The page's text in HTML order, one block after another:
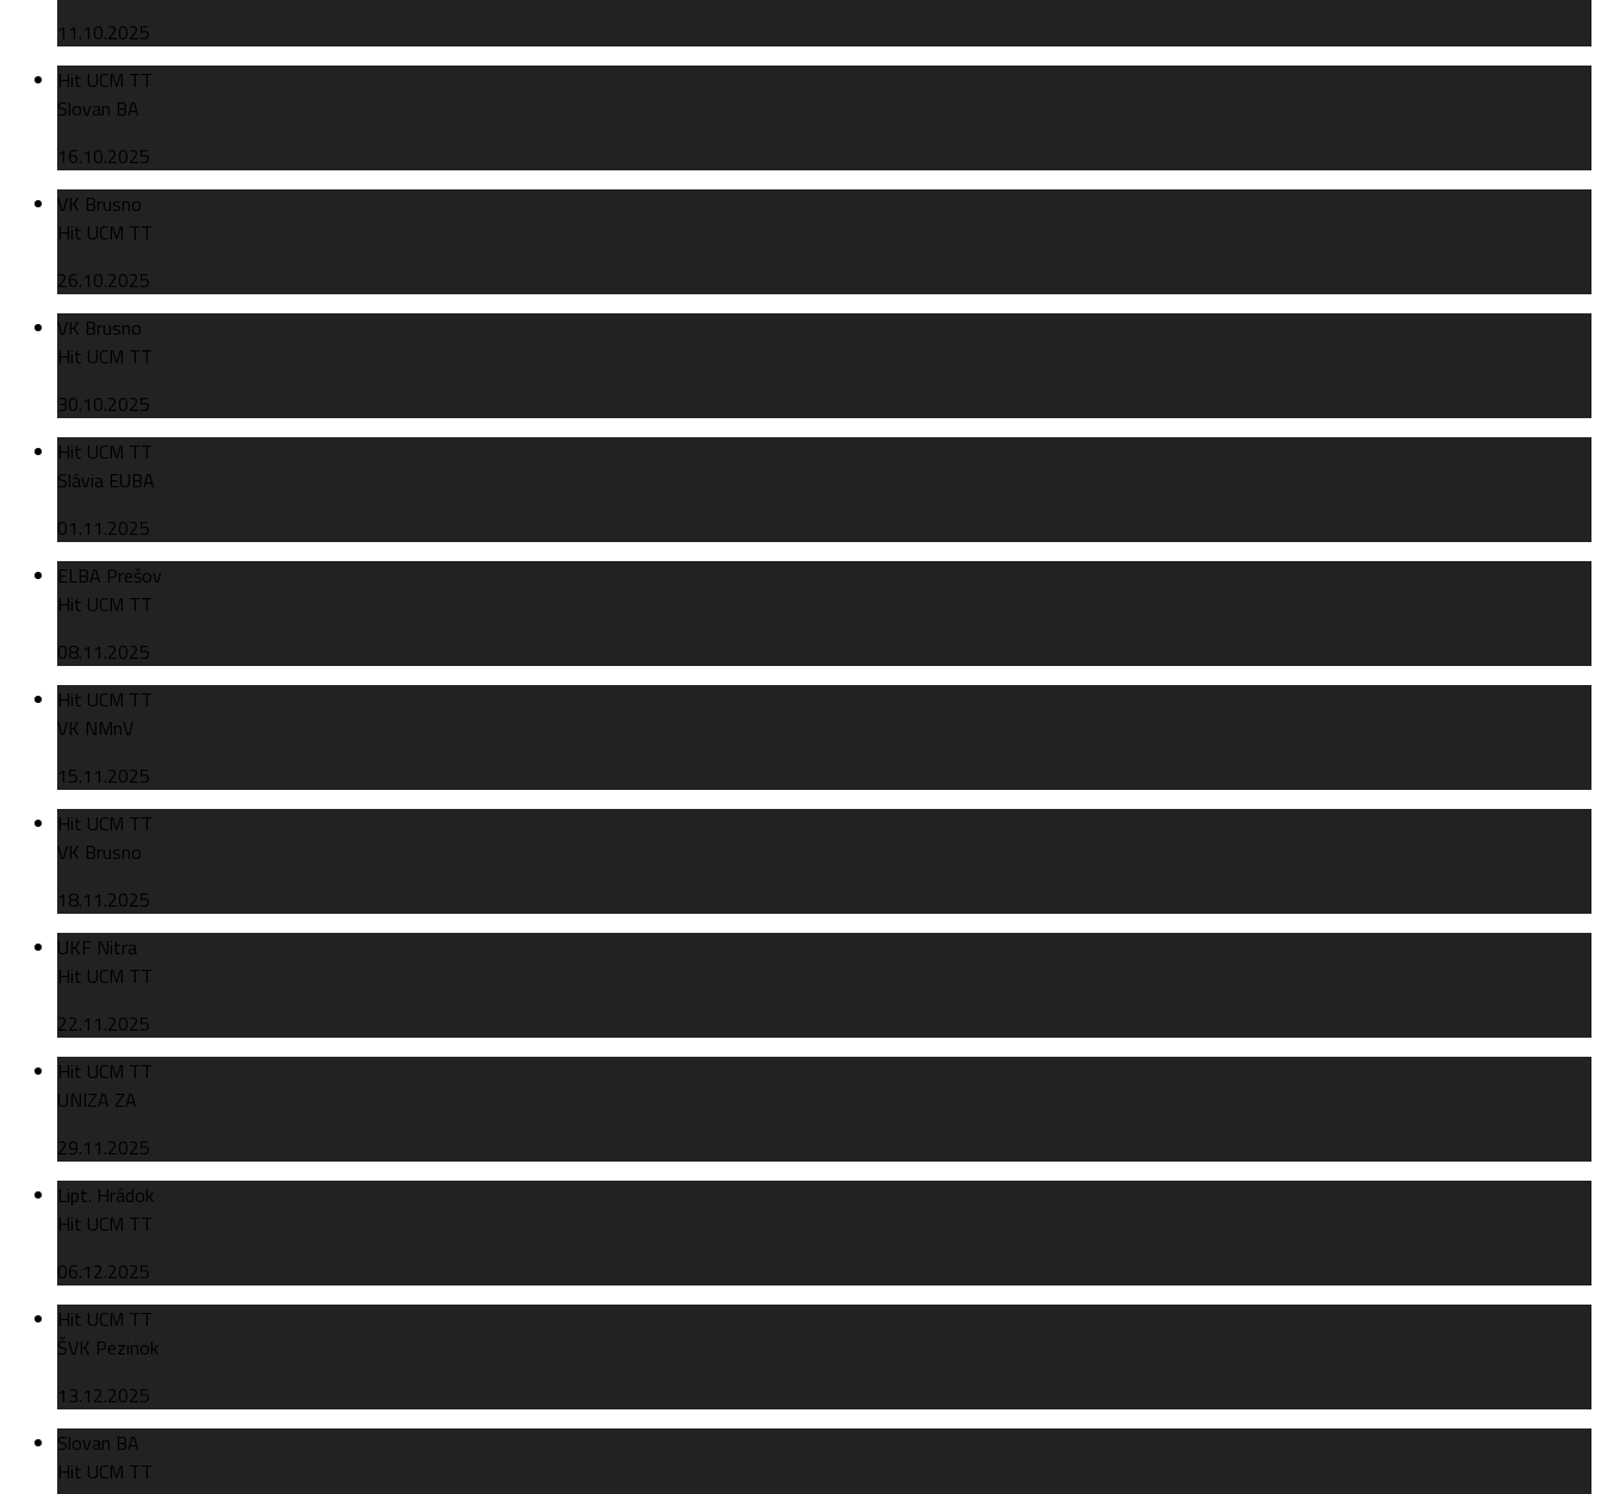
11.10.2025
Hit UCM TT
Slovan BA
16.10.2025
VK Brusno
Hit UCM TT
26.10.2025
VK Brusno
Hit UCM TT
30.10.2025
Hit UCM TT
Slávia EUBA
01.11.2025
ELBA Prešov
Hit UCM TT
08.11.2025
Hit UCM TT
VK NMnV
15.11.2025
Hit UCM TT
VK Brusno
18.11.2025
UKF Nitra
Hit UCM TT
22.11.2025
Hit UCM TT
UNIZA ZA
29.11.2025
Lipt. Hrádok
Hit UCM TT
06.12.2025
Hit UCM TT
ŠVK Pezinok
13.12.2025
Slovan BA
Hit UCM TT